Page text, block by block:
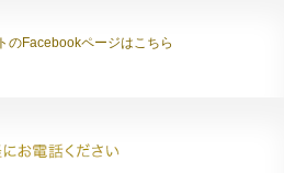
のFacebookページはこちら